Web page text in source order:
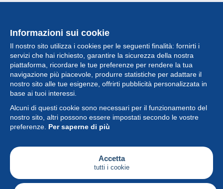
Informazioni sui cookie
Il nostro sito utilizza i cookies per le seguenti finalità: fornirti i
servizi che hai richiesto, garantire la sicurezza della nostra
piattaforma, ricordare le tue preferenze per rendere la tua
navigazione più piacevole, produrre statistiche per adattare il
nostro sito alle tue esigenze, offrirti pubblicità personalizzata in
base ai tuoi interessi.
Alcuni di questi cookie sono necessari per il funzionamento del
nostro sito, altri possono essere impostati secondo le vostre
preferenze. Per saperne di più
Accetta
tutti i cookie
Collezione
Novità
Funzione
Società
Servizi